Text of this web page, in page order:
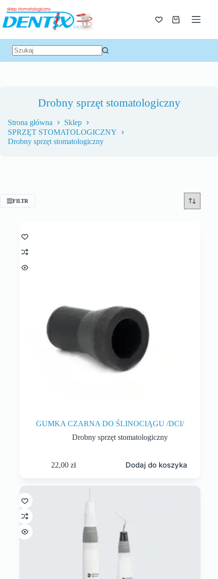
Drobny sprzęt stomatologiczny
Strona główna
Sklep
SPRZĘT STOMATOLOGICZNY
Drobny sprzęt stomatologiczny
FILTR
GUMKA CZARNA DO ŚLINOCIĄGU /DCI/
Drobny sprzęt stomatologiczny
22,00zł Dodaj do koszyka